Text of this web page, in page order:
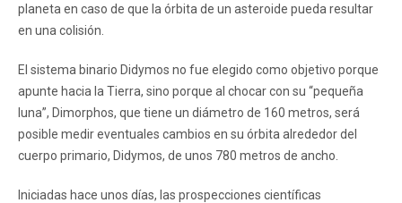
planeta en caso de que la órbita de un asteroide pueda resultar
en una colisión.
El sistema binario Didymos no fue elegido como objetivo porque
apunte hacia la Tierra, sino porque al chocar con su “pequeña
luna”, Dimorphos, que tiene un diámetro de 160 metros, será
posible medir eventuales cambios en su órbita alrededor del
cuerpo primario, Didymos, de unos 780 metros de ancho.
Iniciadas hace unos días, las prospecciones científicas